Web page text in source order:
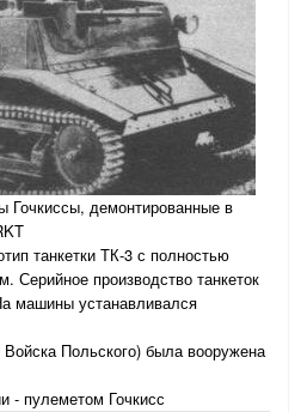
демонтированные в
танкетки ТК-3 с полностью
Серийное производство танкеток
машины устанавливался
Польского) была вооружена
- пулеметом Гочкисс